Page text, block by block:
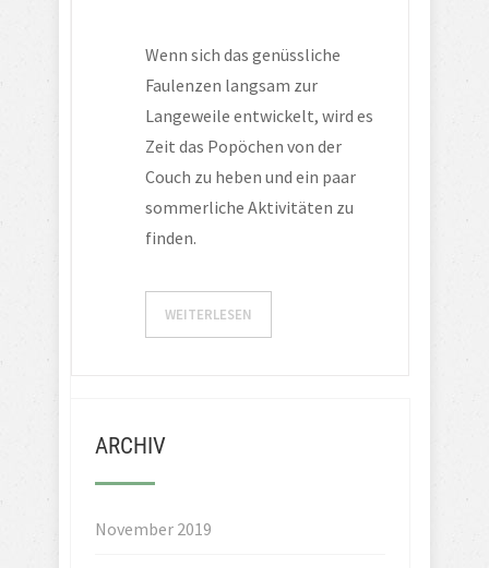
Wenn sich das genüssliche
Faulenzen langsam zur
Langeweile entwickelt, wird es
Zeit das Popöchen von der
Couch zu heben und ein paar
sommerliche Aktivitäten zu
finden.
WEITERLESEN
ARCHIV
November 2019